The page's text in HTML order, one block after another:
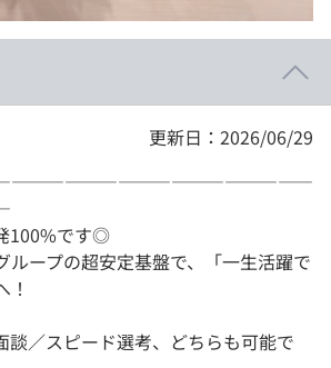
更新日：2026/06/29
100%です◎
ループの超安定基盤で、「一生活躍で
談／スピード選考、どちらも可能で